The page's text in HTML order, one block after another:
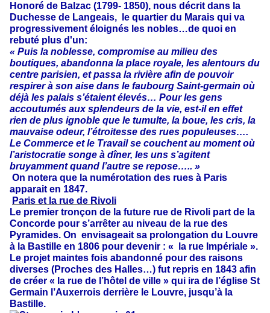
Honoré de Balzac (1799- 1850), nous décrit dans la
Duchesse de Langeais, le quartier du Marais qui va
progressivement éloignés les nobles…de quoi en
rebuté plus d'un:
« Puis la noblesse, compromise au milieu des
boutiques, abandonna la place royale, les alentours du
centre parisien, et passa la rivière afin de pouvoir
respirer à son aise dans le faubourg Saint-germain où
déjà les palais s’étaient élevés… Pour les gens
accoutumés aux splendeurs de la vie, est-il en effet
rien de plus ignoble que le tumulte, la boue, les cris, la
mauvaise odeur, l’étroitesse des rues populeuses….
Le Commerce et le Travail se couchent au moment où
l’aristocratie songe à dîner, les uns s’agitent
bruyamment quand l’autre se repose….. »
On notera que la numérotation des rues à Paris
apparait en 1847.
Paris et la rue de Rivoli
Le premier tronçon de la future rue de Rivoli part de la
Concorde pour s’arrêter au niveau de la rue des
Pyramides. On envisageait sa prolongation du Louvre
à la Bastille en 1806 pour devenir : « la rue Impériale ».
Le projet maintes fois abandonné pour des raisons
diverses (Proches des Halles…) fut repris en 1843 afin
de créer « la rue de l’hôtel de ville » qui ira de l’église St
Germain l’Auxerrois derrière le Louvre, jusqu’à la
Bastille.